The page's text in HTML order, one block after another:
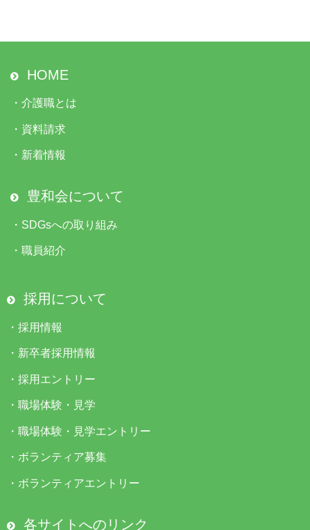
HOME
・ 介護職とは
・ 資料請求
・ 新着情報
豊和会について
・ SDGsへの取り組み
・ 職員紹介
採用について
・ 採用情報
・ 新卒者採用情報
・ 採用エントリー
・ 職場体験・見学
・ 職場体験・見学エントリー
・ ボランティア募集
・ ボランティアエントリー
各サイトへのリンク